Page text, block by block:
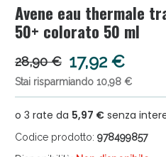
Avene eau thermale
50+ colorato 50 ml
28,90 € 17,92 €
Stai risparmiando 10,98 €
Codice prodotto: 978499857